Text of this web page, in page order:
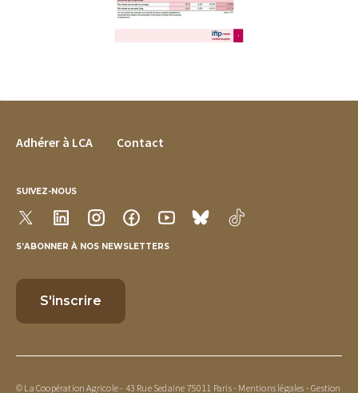
FOOTER MENU
Adhérer à LCA Contact
SUIVEZ-NOUS
S’ABONNER À NOS NEWSLETTERS
© La Coopération Agricole - 43 Rue Sedaine 75011 Paris - Mentions légales -Gestion